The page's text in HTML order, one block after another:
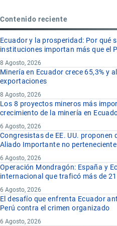
Contenido reciente
Ecuador y la prosperidad: Por qué
instituciones importan más que el
8 Agosto, 2026
Minería en Ecuador crece 65,3% y
exportaciones
8 Agosto, 2026
Los 8 proyectos mineros más
crecimiento de la minería en
6 Agosto, 2026
Congresistas de EE. UU. proponen
Aliado Importante no perteneciente
6 Agosto, 2026
Operación Mondragón: España y
internacional que traficó más de
6 Agosto, 2026
El desafío que enfrenta Ecuador
Perú contra el crimen organizado
6 Agosto, 2026